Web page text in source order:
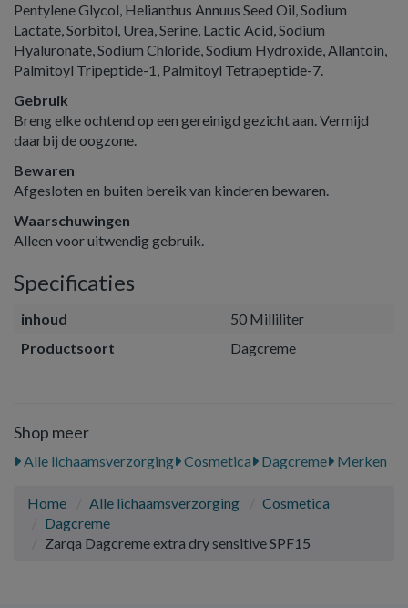
Pentylene Glycol, Helianthus Annuus Seed Oil, Sodium
Lactate, Sorbitol, Urea, Serine, Lactic Acid, Sodium
Hyaluronate, Sodium Chloride, Sodium Hydroxide, Allantoin,
Palmitoyl Tripeptide-1, Palmitoyl Tetrapeptide-7.
Gebruik
Breng elke ochtend op een gereinigd gezicht aan. Vermijd
daarbij de oogzone.
Bewaren
Afgesloten en buiten bereik van kinderen bewaren.
Waarschuwingen
Alleen voor uitwendig gebruik.
Specificaties
inhoud
50 Milliliter
Productsoort
Dagcreme
Shop meer
Alle lichaamsverzorging Cosmetica Dagcreme Merken
Home Alle lichaamsverzorging
Cosmetica
Dagcreme
Zarqa Dagcreme extra dry sensitive SPF15